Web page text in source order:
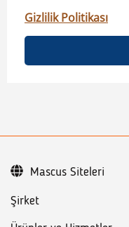
Gizlilik Politikası
Şirket
Mascus Siteleri